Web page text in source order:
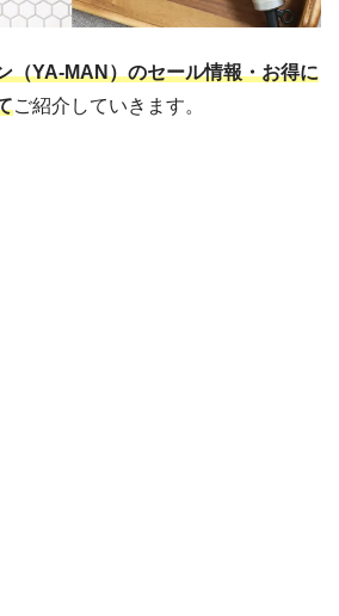
（YA-MAN）のセール情報・お得に
ご紹介していきます。